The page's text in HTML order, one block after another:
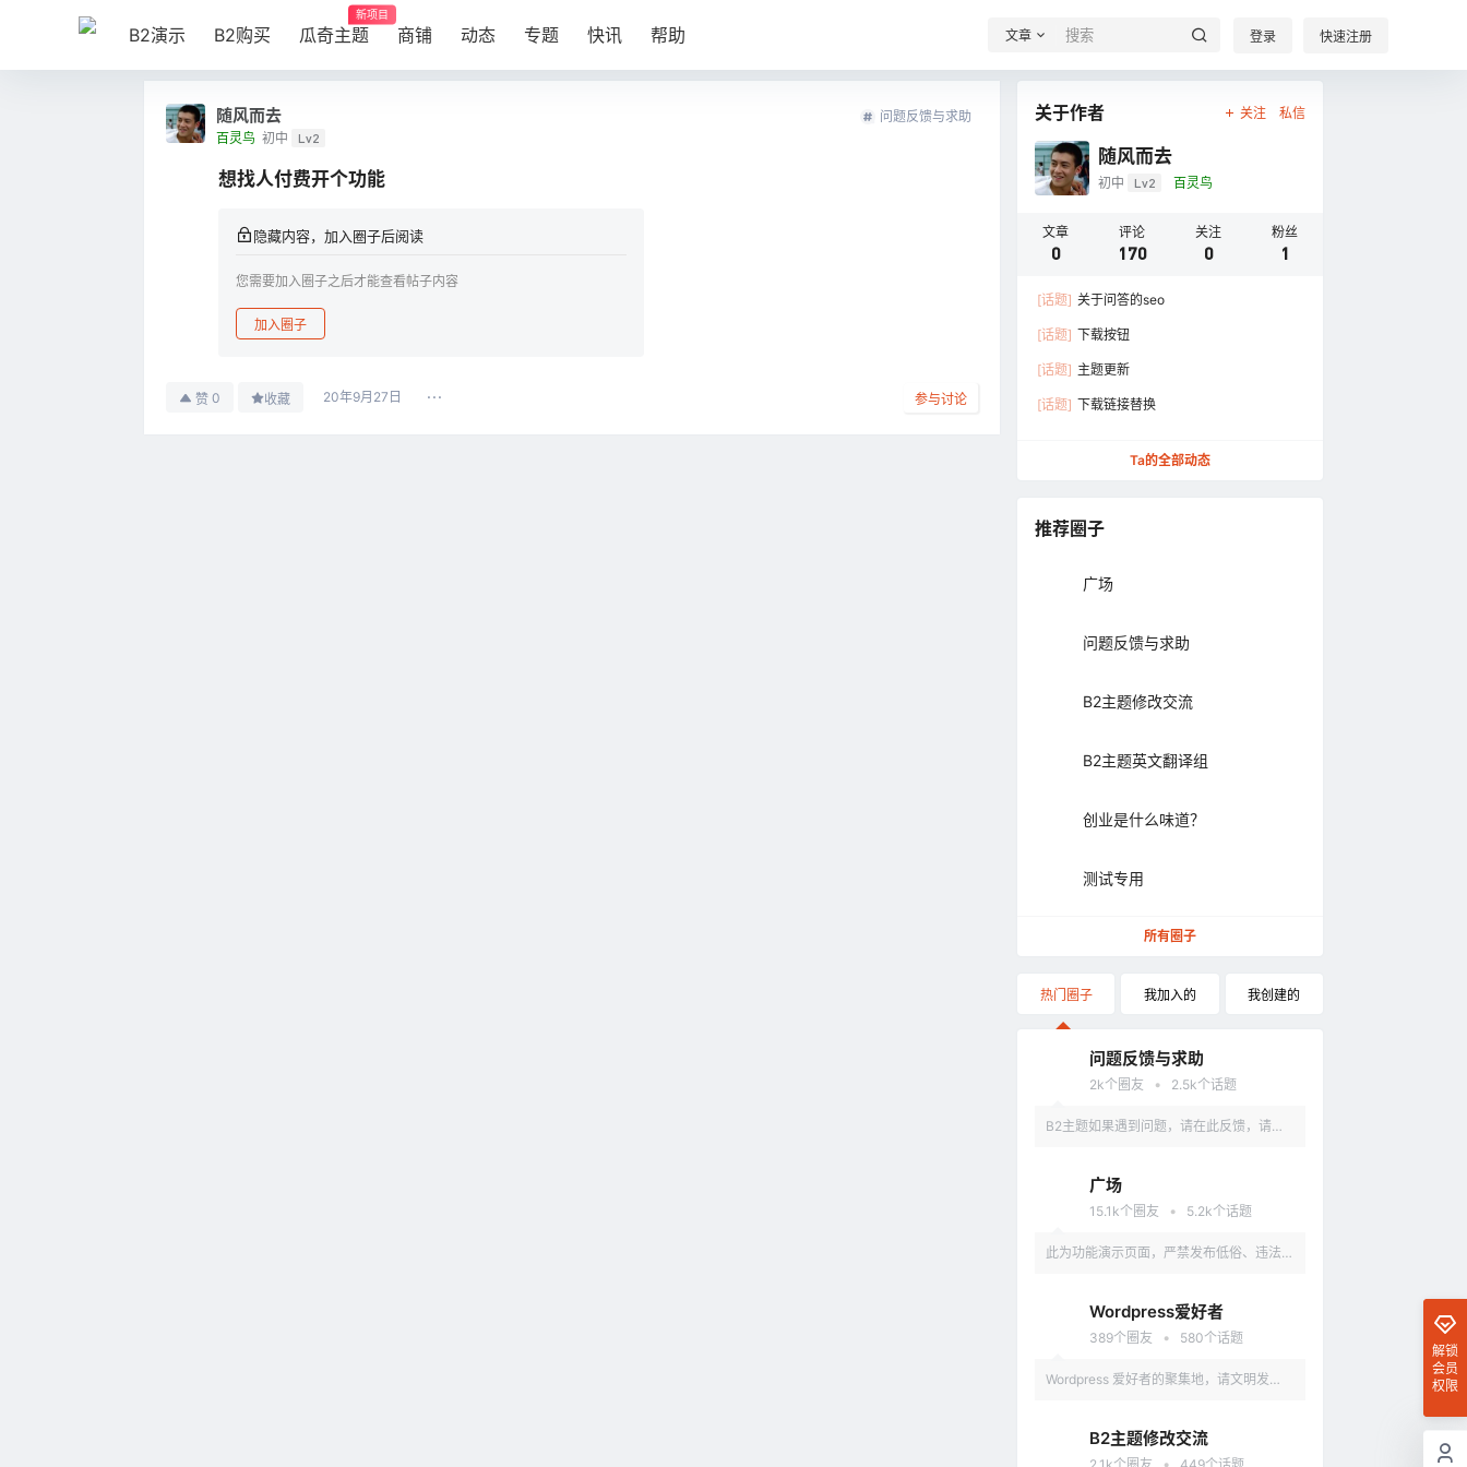
B2演示 B2购买 瓜奇主题
新项目
商铺 动态 专题 快讯 帮助 文章 登录 快速注册
随风而去
百灵鸟 初中 Lv2
问题反馈与求助
想找人付费开个功能
隐藏内容，加入圈子后阅读
您需要加入圈子之后才能查看帖子内容
加入圈子
赞 0 收藏 20年9月27日 参与讨论
关于作者 关注 私信
随风而去
初中 Lv2 百灵鸟
文章
0
评论
170
关注
0
粉丝
1
[话题] 关于问答的seo
[话题] 下载按钮
[话题] 主题更新
[话题] 下载链接替换
Ta的全部动态
推荐圈子
广场
问题反馈与求助
B2主题修改交流
B2主题英文翻译组
创业是什么味道？
测试专用
所有圈子
热门圈子 我加入的 我创建的
问题反馈与求助
2k个圈友 • 2.5k个话题
B2主题如果遇到问题，请在此反馈，请具
广场
15.1k个圈友 • 5.2k个话题
此为功能演示页面，严禁发布低俗、违法、
Wordpress爱好者
389个圈友 • 580个话题
Wordpress 爱好者的聚集地，请文明发
B2主题修改交流
解锁
会员
权限